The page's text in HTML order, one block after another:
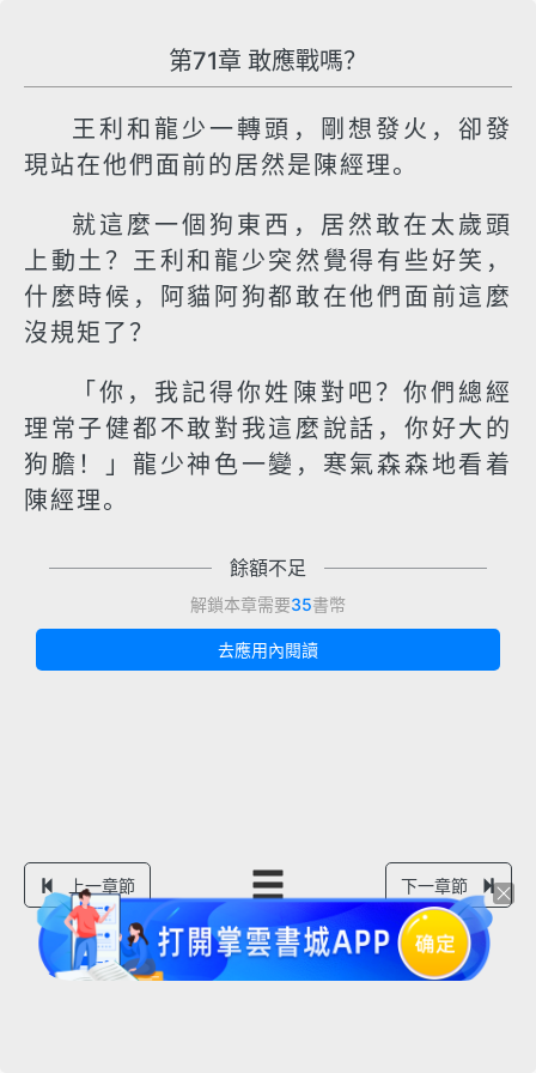
第71章 敢應戰嗎？
王利和龍少一轉頭，剛想發火，卻發
現站在他們面前的居然是陳經理。
就這麼一個狗東西，居然敢在太歲頭
上動土？王利和龍少突然覺得有些好笑，
什麼時候，阿貓阿狗都敢在他們面前這麼
沒規矩了？
「你，我記得你姓陳對吧？你們總經
理常子健都不敢對我這麼說話，你好大的
狗膽！」龍少神色一變，寒氣森森地看着
陳經理。
餘額不足
解鎖本章需要35書幣
去應用內閱讀
上一章節 下一章節